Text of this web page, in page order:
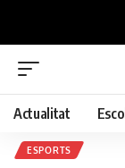
Actualitat
ESPORTS